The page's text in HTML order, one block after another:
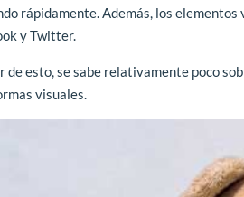
rápidamente. Además, los
y Twitter.
de esto, se sabe relativamente poco
visuales.